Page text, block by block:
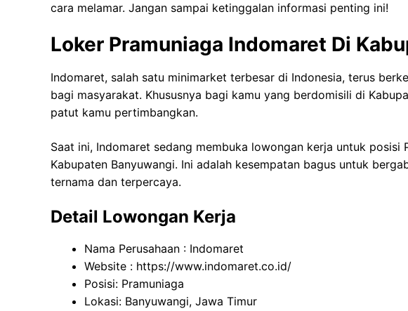
cara melamar. Jangan sampai ketinggalan informasi penting ini!
Loker Pramuniaga Indomaret Di
Indomaret, salah satu minimarket terbesar di Indonesia, terus
bagi masyarakat. Khususnya bagi kamu yang berdomisili di
patut kamu pertimbangkan.
Saat ini, Indomaret sedang membuka lowongan kerja untuk posisi
Kabupaten Banyuwangi. Ini adalah kesempatan bagus untuk
ternama dan terpercaya.
Detail Lowongan Kerja
Nama Perusahaan : Indomaret
Website : https://www.indomaret.co.id/
Posisi: Pramuniaga
Lokasi: Banyuwangi, Jawa Timur